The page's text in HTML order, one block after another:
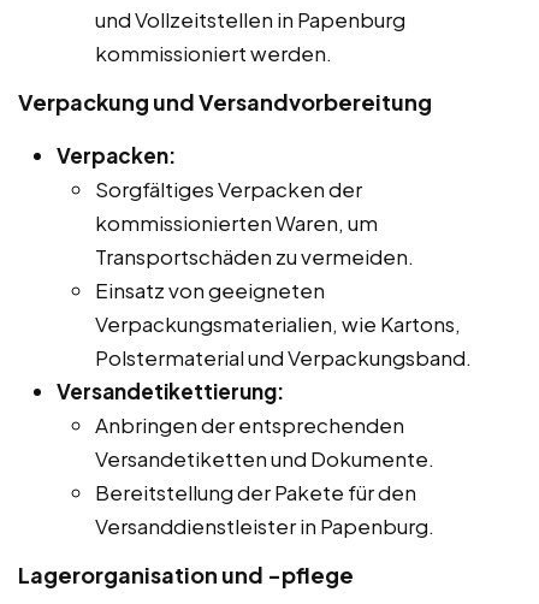
und Vollzeitstellen in Papenburg
kommissioniert werden.
Verpackung und Versandvorbereitung
Verpacken:
Sorgfältiges Verpacken der
kommissionierten Waren, um
Transportschäden zu vermeiden.
Einsatz von geeigneten
Verpackungsmaterialien, wie Kartons,
Polstermaterial und Verpackungsband.
Versandetikettierung:
Anbringen der entsprechenden
Versandetiketten und Dokumente.
Bereitstellung der Pakete für den
Versanddienstleister in Papenburg.
Lagerorganisation und -pflege